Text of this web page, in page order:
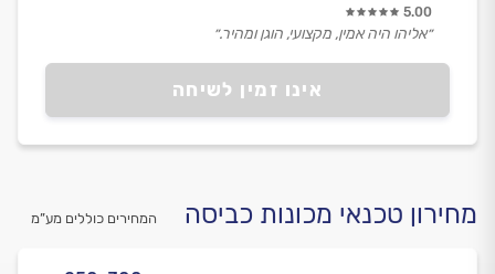
אינו זמין לשיחה
5.00
״אליהו היה אמין, מקצועי, הוגן ומהיר.״
מחירון טכנאי מכונות כביסה המחירים כוללים מע”מ